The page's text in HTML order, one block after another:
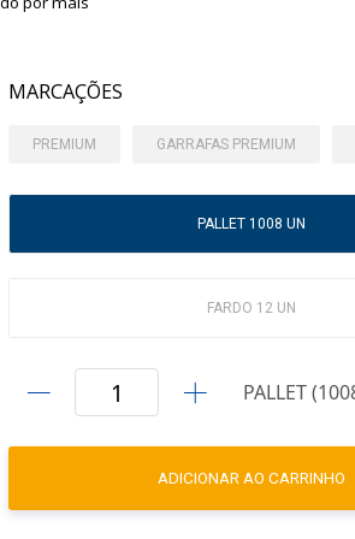
MARCAÇÕES
PREMIUM GARRAFAS PREMIUM
PALLET 1008 UN
FARDO 12 UN
PALLET
ADICIONAR AO CARRINHO